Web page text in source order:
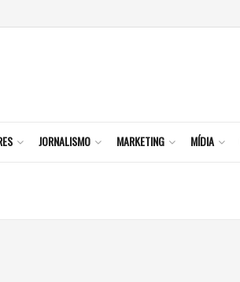
JORNALISMO MARKETING MÍDIA